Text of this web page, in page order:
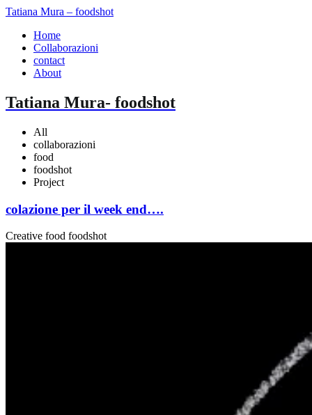
Tatiana Mura – foodshot
Home
Collaborazioni
contact
About
Tatiana Mura- foodshot
All
collaborazioni
food
foodshot
Project
colazione per il week end….
Creative food foodshot